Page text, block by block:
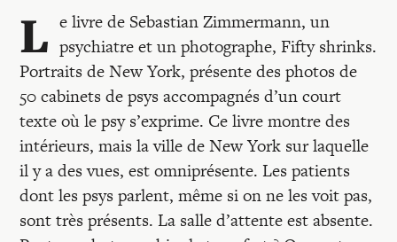
Mon compte
L e livre de Sebastian Zimmermann, un
psychiatre et un photographe, Fifty shrinks.
Portraits de New York, présente des photos de
50 cabinets de psys accompagnés d’un court
texte où le psy s’exprime. Ce livre montre des
intérieurs, mais la ville de New York sur laquelle
il y a des vues, est omniprésente. Les patients
dont les psys parlent, même si on ne les voit pas,
sont très présents. La salle d’attente est absente.